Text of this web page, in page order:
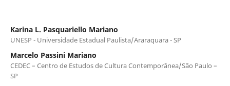
Karina L. Pasquariello Mariano
UNESP - Universidade Estadual Paulista/Araraquara - SP
Marcelo Passini Mariano
CEDEC – Centro de Estudos de Cultura Contemporânea/São Paulo –
SP